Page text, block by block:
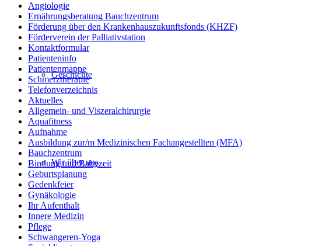
Geschichte
Wir über uns
Angiologie
Ernährungsberatung Bauchzentrum
Förderung über den Krankenhauszukunftsfonds (KHZF)
Förderverein der Palliativstation
Kontaktformular
Patienteninfo
Patientenmappe
Schmerztherapie
Telefonverzeichnis
Aktuelles
Allgemein- und Viszeralchirurgie
Aquafitness
Aufnahme
Ausbildung zur/m Medizinischen Fachangestellten (MFA)
Bauchzentrum
Bindung und Babyzeit
Geburtsplanung
Gedenkfeier
Gynäkologie
Ihr Aufenthalt
Innere Medizin
Pflege
Schwangeren-Yoga